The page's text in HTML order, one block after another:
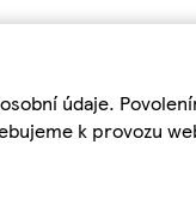
údaje.
k provozu